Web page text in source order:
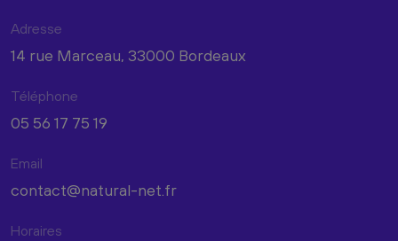
Adresse
14 rue Marceau, 33000 Bordeaux
Téléphone
05 56 17 75 19
Email
contact@natural-net.fr
Horaires